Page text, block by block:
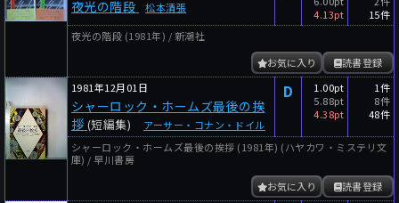
夜光の階段 松本清張
4.13pt
15件
夜光の階段 (1981年) / 新潮社
読書登録
お気に入り
1981年12月01日
シャーロック・ホームズ最後の挨
拶 (短編集) アーサー・コナン・ドイル
D
1.00pt
5.88pt
4.38pt
1件
8件
48件
シャーロック・ホームズ最後の挨拶 (1981年) (ハヤカワ・ミステリ文
庫) / 早川書房
読書登録
お気に入り